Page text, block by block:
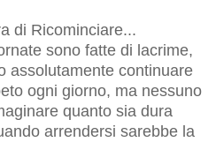
di Ricominciare...
sono fatte di lacrime,
assolutamente continuare
ogni giorno, ma nessuno
quanto sia dura
arrendersi sarebbe la